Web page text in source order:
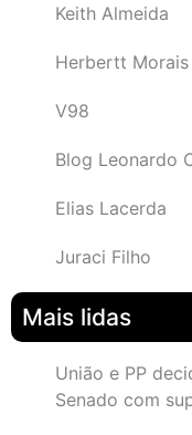
Keith Almeida
Herbertt Morais
V98
Blog Leonardo
Elias Lacerda
Juraci Filho
Mais lidas
União e PP
Senado com